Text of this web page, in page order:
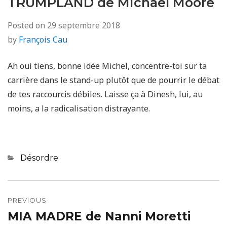
Posted on 29 septembre 2018
by François Cau
Ah oui tiens, bonne idée Michel, concentre-toi sur ta
carrière dans le stand-up plutôt que de pourrir le débat
de tes raccourcis débiles. Laisse ça à Dinesh, lui, au
moins, a la radicalisation distrayante.
Categories
Désordre
de
l’article
PREVIOUS
Previous
MIA MADRE de Nanni Moretti